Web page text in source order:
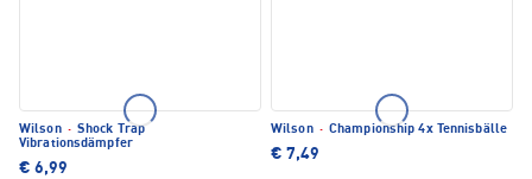
Wilson · Shock Trap
Vibrationsdämpfer
€ 6,99
Wilson · Championship 4x Tennisbälle
€ 7,49